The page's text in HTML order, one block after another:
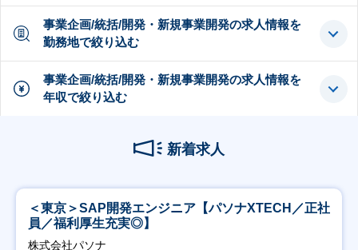
事業企画/統括/開発・新規事業開発の求人情報を
勤務地で絞り込む
事業企画/統括/開発・新規事業開発の求人情報を
年収で絞り込む
新着求人
＜東京＞SAP開発エンジニア【パソナXTECH／正社
員／福利厚生充実◎】
株式会社パソナ